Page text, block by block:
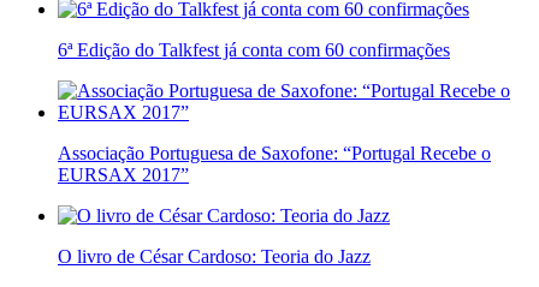
6ª Edição do Talkfest já conta com 60 confirmações
Associação Portuguesa de Saxofone: “Portugal Recebe o
EURSAX 2017”
O livro de César Cardoso: Teoria do Jazz